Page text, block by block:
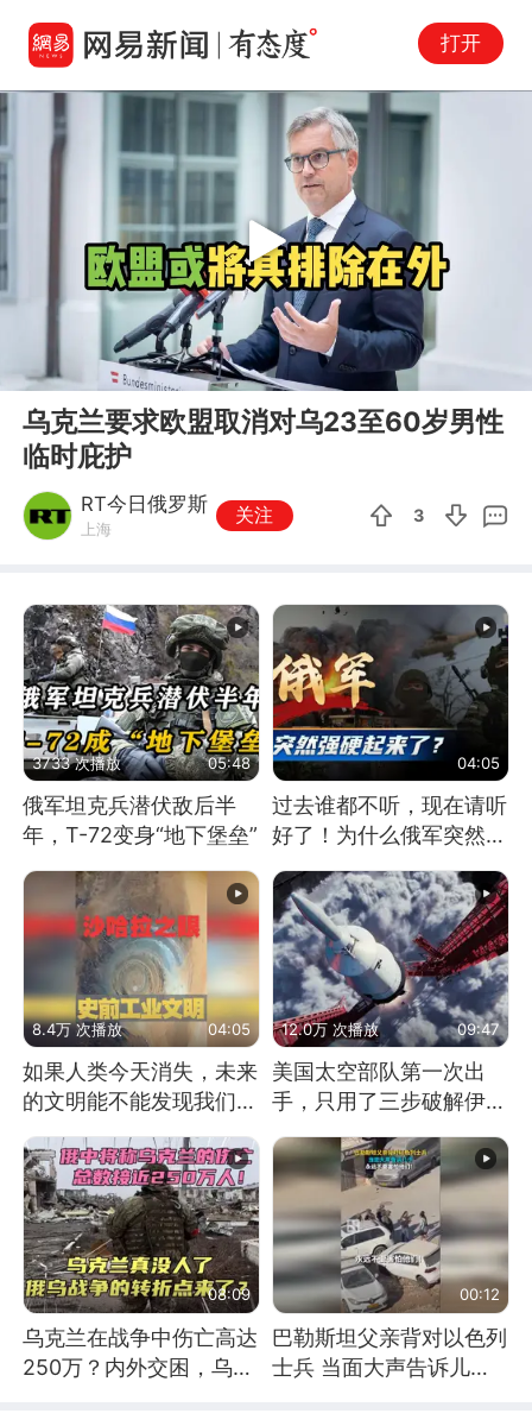
打开
00:00 00:16
Play
乌克兰要求欧盟取消对乌23至60岁男性
临时庇护
RT今日俄罗斯
上海
关注 3
3733 次播放 05:48
俄军坦克兵潜伏敌后半
年，T-72变身“地下堡垒”
04:05
过去谁都不听，现在请听
好了！为什么俄军突然强
硬起来了？
8.4万 次播放 04:05
如果人类今天消失，未来
的文明能不能发现我们存
12.0万 次播放 09:47
美国太空部队第一次出
手，只用了三步破解伊朗
08:09
乌克兰在战争中伤亡高达
250万？内外交困，乌克
00:12
巴勒斯坦父亲背对以色列
士兵 当面大声告诉儿